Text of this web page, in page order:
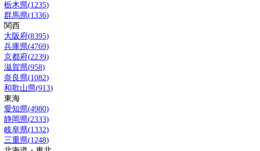
栃木県(1235)
群馬県(1336)
関西
大阪府(8395)
兵庫県(4769)
京都府(2239)
滋賀県(958)
奈良県(1082)
和歌山県(913)
東海
愛知県(4980)
静岡県(2333)
岐阜県(1332)
三重県(1248)